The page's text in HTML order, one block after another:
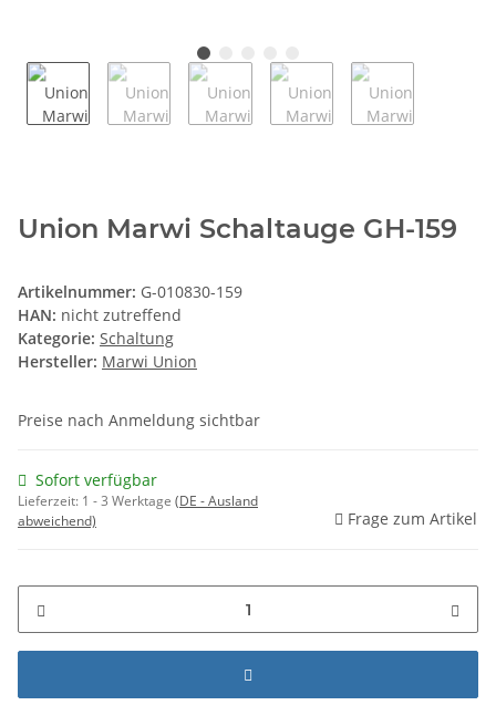
Union Marwi Schaltauge GH-159
Artikelnummer: G-010830-159
HAN: nicht zutreffend
Kategorie: Schaltung
Hersteller: Marwi Union
Preise nach Anmeldung sichtbar
Sofort verfügbar
Lieferzeit: 1 - 3 Werktage (DE - Ausland
abweichend)
Frage zum Artikel